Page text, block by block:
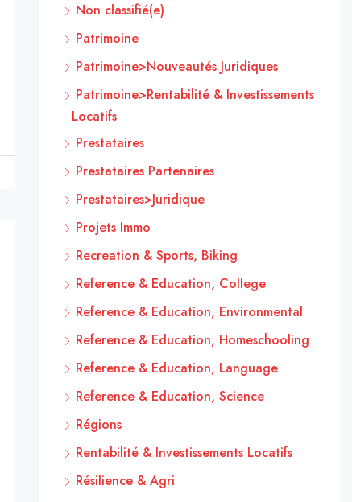
Non classifié(e)
Patrimoine
Patrimoine>Nouveautés Juridiques
Patrimoine>Rentabilité & Investissements
Locatifs
Prestataires
Prestataires Partenaires
Prestataires>Juridique
Projets Immo
Recreation & Sports, Biking
Reference & Education, College
Reference & Education, Environmental
Reference & Education, Homeschooling
Reference & Education, Language
Reference & Education, Science
Régions
Rentabilité & Investissements Locatifs
Résilience & Agri